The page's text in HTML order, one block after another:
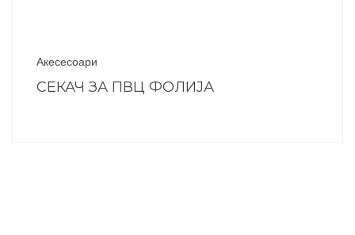
Акесесоари
СЕКАЧ ЗА ПВЦ ФОЛИЈА